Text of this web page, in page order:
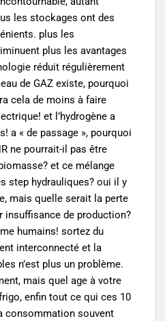
les stockages ont des
plus les
plus les avantages
réduit régulièrement
de GAZ existe, pourquoi
cela de moins à faire
et l’hydrogène a
a « de passage », pourquoi
ne pourrait-il pas être
et ce mélange
step hydrauliques? oui il y
mais quelle serait la perte
insuffisance de production?
humains! sortez du
interconnecté et la
n’est plus un problème.
mais quel age à votre
enfin tout ce qui ces 10
consommation souvent